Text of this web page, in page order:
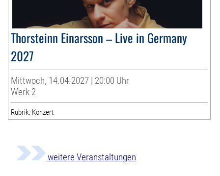
Thorsteinn Einarsson – Live in Germany
2027
Mittwoch, 14.04.2027 | 20:00 Uhr
Werk 2
Rubrik: Konzert
weitere Veranstaltungen